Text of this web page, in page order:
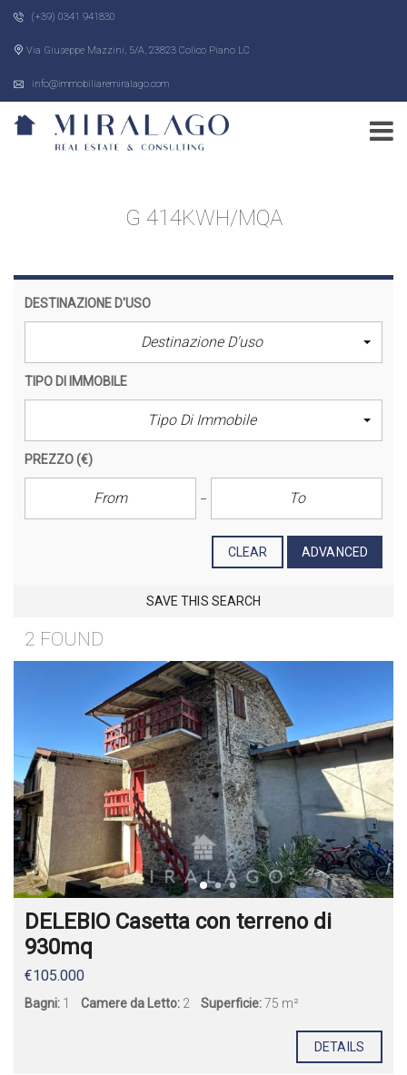
(+39) 0341 941830
Via Giuseppe Mazzini, 5/A, 23823 Colico Piano LC
info@immobiliaremiralago.com
G 414KWH/MQA
DESTINAZIONE D'USO
Destinazione D'uso
TIPO DI IMMOBILE
Tipo Di Immobile
PREZZO(€)
CLEAR ADVANCED
SAVE THIS SEARCH
2 FOUND
DELEBIO Casetta con terreno di
930mq
€105.000
Bagni: 1 Camere da Letto: 2 Superficie:75 m²
DETAILS